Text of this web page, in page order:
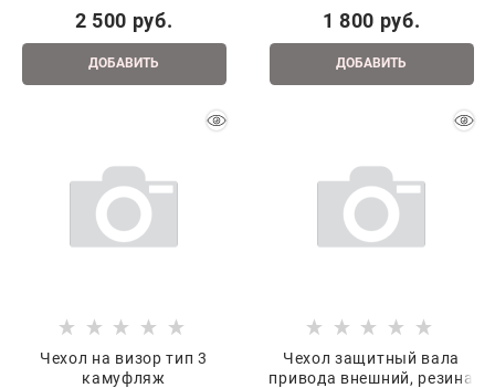
2 500 руб.
ДОБАВИТЬ
1 800 руб.
ДОБАВИТЬ
Чехол на визор тип 3
камуфляж
Чехол защитный вала
привода внешний, резина